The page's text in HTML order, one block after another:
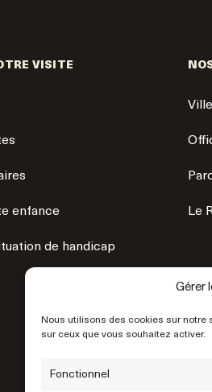
Gérer
Nous utilisons des cookies sur notre
sur ceux que vous souhaitez activer.
Fonctionnel
VISITE
enfance
de handicap
Le